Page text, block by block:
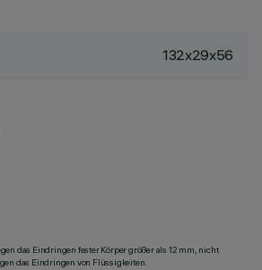
132x29x56
das Eindringen fester Körper größer als 12 mm, nicht
das Eindringen von Flüssigkeiten.